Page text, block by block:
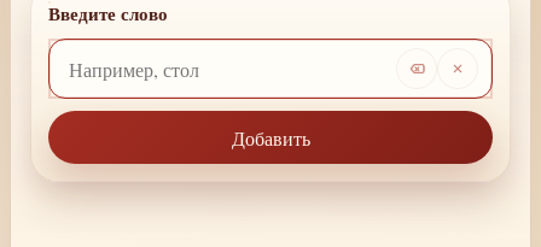
Введите слово
Добавить